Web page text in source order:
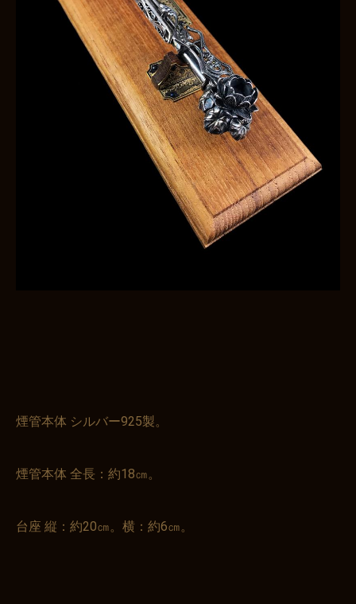
煙管本体 シルバー925製。
煙管本体 全長：約18㎝。
台座 縦：約20㎝。横：約6㎝。